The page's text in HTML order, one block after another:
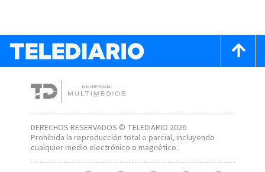
DERECHOS RESERVADOS © TELEDIARIO 2026
Prohibida la reproducción total o parcial, incluyendo
cualquier medio electrónico o magnético.